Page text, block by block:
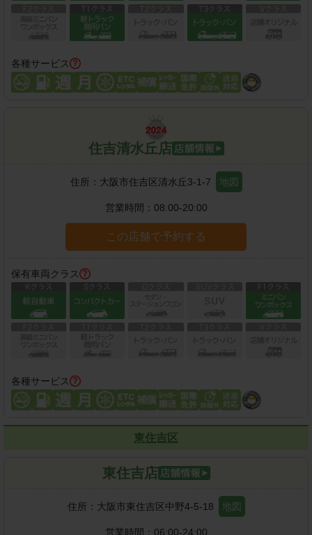
各種サービス
住吉清水丘店
住所： 大阪市住吉区清水丘3-1-7 地図
営業時間： 08:00-20:00
この店舗で予約する
保有車両クラス
各種サービス
東住吉区
東住吉店
住所： 大阪市東住吉区中野4-5-18 地図
営業時間： 06:00-24:00